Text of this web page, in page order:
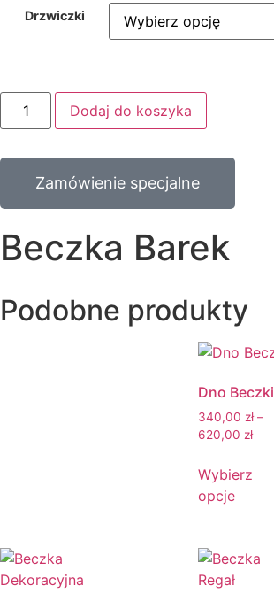
Drzwiczki
Dodaj do koszyka
Zamówienie specjalne
Beczka Barek
Podobne produkty
Dno Beczki
340,00 zł –
620,00 zł
Wybierz
opcje